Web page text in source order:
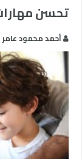
تحسن
أحمد محمود عامر